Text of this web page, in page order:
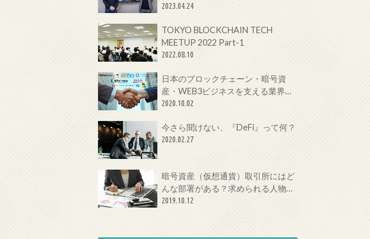
Fintertechが目指す次世代金融サー
2023.04.24
TOKYO BLOCKCHAIN TECH
MEETUP 2022 Part-1
2022.08.10
日本のブロックチェーン・暗号資
産・WEB3ビジネスを支える業界団
体とは？
2020.10.02
今さら聞けない、『DeFi』って何？
2020.02.27
暗号資産（仮想通貨）取引所にはど
んな部署がある？求められる人物像
は？
2019.10.12